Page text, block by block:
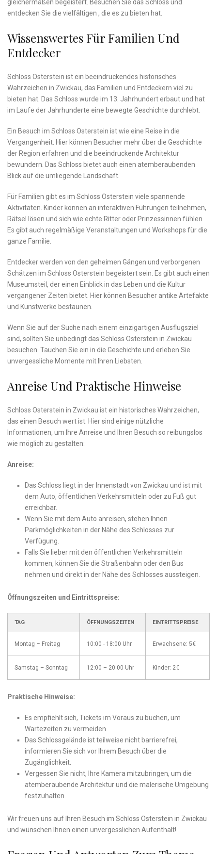
gleichermaßen begeistert. Besuchen Sie das Schloss und
entdecken Sie die vielfältigen , die es ⁤zu bieten hat.
Wissenswertes Für Familien Und
Entdecker
Schloss Osterstein ist ein ​beeindruckendes historisches
Wahrzeichen in Zwickau,⁢ das Familien ​und Entdeckern viel⁢ zu
‍bieten⁤ hat. Das Schloss ​wurde⁢ im 13. Jahrhundert erbaut ‌und hat
im Laufe der Jahrhunderte eine bewegte Geschichte durchlebt.
Ein Besuch im Schloss Osterstein ist wie eine Reise in die
‍Vergangenheit. Hier können ​Besucher mehr‌ über die Geschichte
der Region erfahren und die beeindruckende‌ Architektur
bewundern. ⁢Das⁣ Schloss bietet‌ auch einen atemberaubenden
Blick auf die umliegende Landschaft.
Für Familien gibt es im Schloss Osterstein⁢ viele spannende
Aktivitäten. Kinder können an interaktiven Führungen teilnehmen,
Rätsel ​lösen und sich wie⁣ echte Ritter oder Prinzessinnen fühlen.
Es gibt auch regelmäßige Veranstaltungen und Workshops für ⁢die
ganze⁢ Familie.
Entdecker werden ⁤von ​den geheimen Gängen und verborgenen
Schätzen im Schloss Osterstein begeistert sein. Es​ gibt auch einen
Museumsteil, der‍ einen Einblick⁣ in⁢ das Leben und die Kultur
vergangener Zeiten bietet. Hier können Besucher antike Artefakte⁢
und Kunstwerke bestaunen.
Wenn​ Sie auf der Suche nach einem einzigartigen ⁣Ausflugsziel
sind, sollten Sie ⁣unbedingt das Schloss Osterstein⁤ in Zwickau
besuchen. ⁤Tauchen Sie ein in die ‍Geschichte und erleben Sie
unvergessliche Momente mit Ihren Liebsten.
Anreise Und Praktische Hinweise
Schloss Osterstein ‍in Zwickau ist‌ ein historisches ⁢Wahrzeichen,
das‌ einen Besuch wert ist. Hier sind einige nützliche
Informationen, um Ihre Anreise und Ihren Besuch so reibungslos
wie möglich zu gestalten:
Anreise:
Das Schloss liegt⁢ in der Innenstadt von Zwickau⁢ und ist mit
dem Auto, ​öffentlichen‌ Verkehrsmitteln oder zu ⁣Fuß ⁣gut
erreichbar.
Wenn Sie mit dem Auto anreisen, stehen Ihnen‍
Parkmöglichkeiten in der Nähe des Schlosses zur⁣
Verfügung.
Falls ⁢Sie⁣ lieber mit den⁣ öffentlichen Verkehrsmitteln
kommen,⁤ können Sie ​die Straßenbahn oder den Bus
nehmen und direkt in‍ der Nähe‌ des Schlosses aussteigen.
Öffnungszeiten und Eintrittspreise:
TAG ÖFFNUNGSZEITEN EINTRITTSPREISE
Montag – Freitag 10:00 -⁤ 18:00 Uhr Erwachsene: 5€
Samstag – ‍Sonntag 12:00 – 20:00 Uhr Kinder: 2€
Praktische Hinweise:
Es ⁤empfiehlt sich, Tickets im Voraus zu buchen, um
Wartezeiten zu ‌vermeiden.
Das Schlossgelände ist teilweise nicht barrierefrei,‌
informieren Sie sich​ vor Ihrem Besuch über die
Zugänglichkeit.
Vergessen ⁣Sie⁢ nicht,​ Ihre Kamera mitzubringen,⁣ um die
⁣atemberaubende⁢ Architektur und die malerische Umgebung
festzuhalten.
Wir ‍freuen​ uns⁢ auf Ihren Besuch im Schloss Osterstein in Zwickau
und⁤ wünschen Ihnen einen unvergesslichen Aufenthalt!